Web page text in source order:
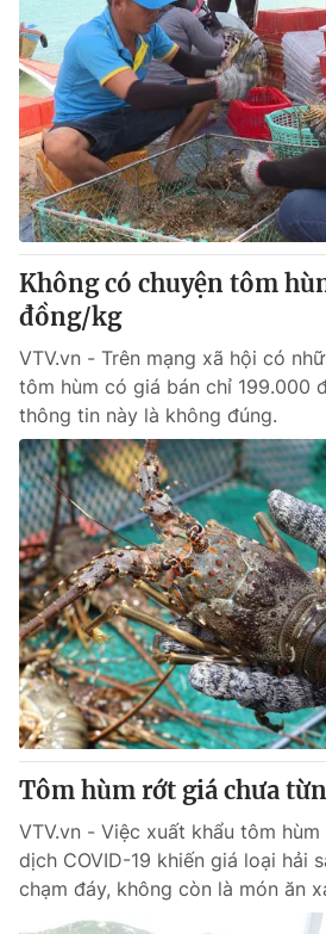
Giải sao mai
Làm đẹp
Chất lượng cuộc sống
Tuyển sinh
Học trực tuyến
Công nghệ
Hitech Công nghệ tương lai
Sản phẩm
Thị trường
Tư vấn
Giao lưu trực tuyến
Lịch phát sóng
Chuyên mục khác
Emagazine
Photo
Video
VTV Money VTV
VTV Sức khoẻ Bất
Thị trường 24h Tấm
VTV4 Vươn
Liên hệ tòa soạn
Không có chuyện tôm
đồng/kg
VTV.vn - Trên mạng xã hội có
tôm hùm có giá bán chỉ 199.000
thông tin này là không đúng.
Tôm hùm rớt giá chưa
VTV.vn - Việc xuất khẩu tôm
dịch COVID-19 khiến giá loại hải
chạm đáy, không còn là món ăn